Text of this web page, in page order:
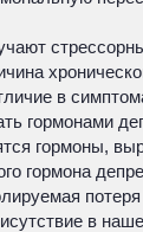
в
гормонами
гормона
в